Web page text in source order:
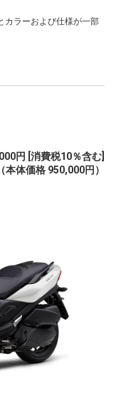
カラーおよび仕様が一部
円 [消費税10％含む]
（本体価格 950,000円）